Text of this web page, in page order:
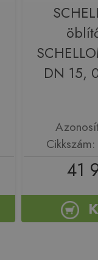
DN 15,
41